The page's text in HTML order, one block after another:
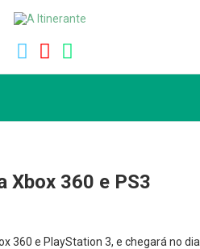
Xbox 360 e PS3
360 e PlayStation 3, e chegará no dia